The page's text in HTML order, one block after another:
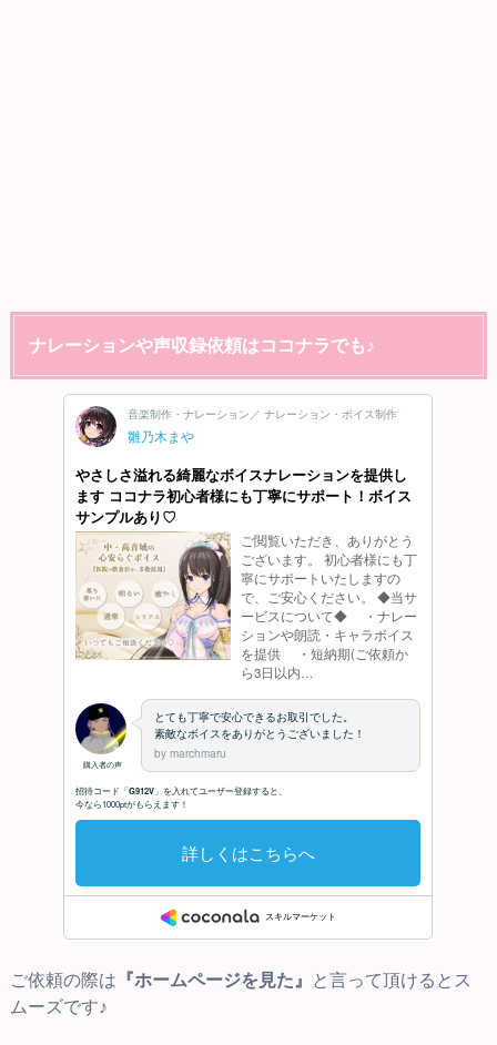
ナレーションや声収録依頼はココナラでも♪
ご依頼の際は 『ホームページを見た』
と言って頂けるとス
ムーズです♪